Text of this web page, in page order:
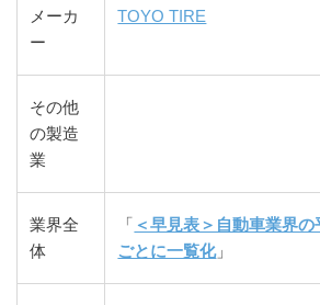
メーカ
ー
TOYO TIRE
その他
の製造
業
業界全
体
「 ＜早見表＞自動車業界
ごとに一覧化」